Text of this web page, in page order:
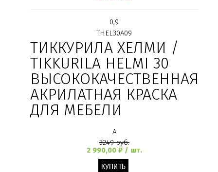
0,9
THEL30A09
ТИККУРИЛА ХЕЛМИ /
TIKKURILA HELMI 30
ВЫСОКОКАЧЕСТВЕННАЯ
АКРИЛАТНАЯ КРАСКА
ДЛЯ МЕБЕЛИ
A
3249 руб.
2 990,00 ₽ / шт.